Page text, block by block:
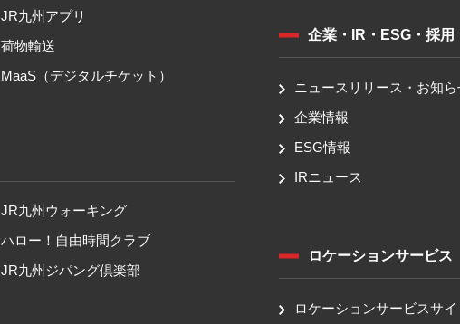
JR九州アプリ
荷物輸送
MaaS（デジタルチケット）
JR九州ウォーキング
ハロー！自由時間クラブ
JR九州ジパング倶楽部
企業・IR・ESG・採用
ニュースリリース・お知ら
企業情報
ESG情報
IRニュース
ロケーションサービス
ロケーションサービスサイ